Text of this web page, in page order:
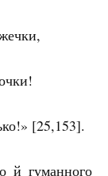
[25,153].
й гуманного